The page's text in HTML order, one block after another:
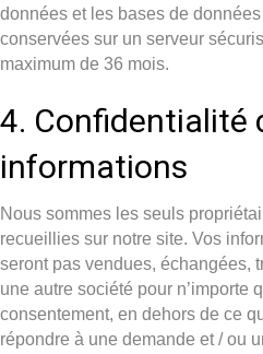
données et les bases de
conservées sur un serveur
maximum de 36 mois.
4. Confidentialité
informations
Nous sommes les seuls
recueillies sur notre site. Vos
seront pas vendues, échangées,
une autre société pour n’importe
consentement, en dehors de ce
répondre à une demande et / ou